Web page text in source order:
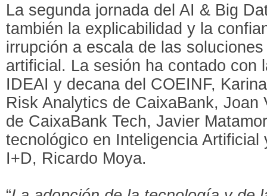
La segunda jornada del AI & Big
también la explicabilidad y la
irrupción a escala de las
artificial. La sesión ha contado con
IDEAI y decana del COEINF,
Risk Analytics de CaixaBank,
de CaixaBank Tech, Javier
tecnológico en Inteligencia Artificial
I+D, Ricardo Moya.